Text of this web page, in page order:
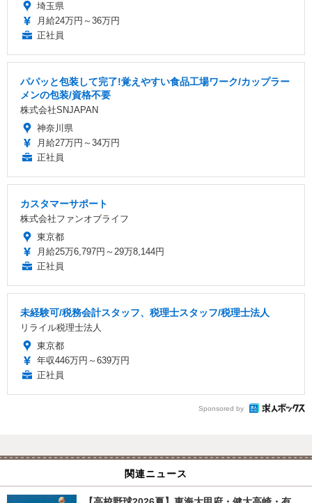
埼玉県
月給24万円～36万円
正社員
パパッと包装して完了!覚えやすい食品工場ワーク/カップラー
メンの包装/資格不要
株式会社SNJAPAN
神奈川県
月給27万円～34万円
正社員
カスタマーサポート
株式会社ファンオブライフ
東京都
月給25万6,797円～29万8,144円
正社員
未経験可/税務会計スタッフ、税理士スタッフ/税理士法人
リライル税理士法人
東京都
年収446万円～639万円
正社員
Sponsored by
関連ニュース